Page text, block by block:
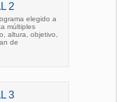
2
elegido a
múltiples
altura, objetivo,
de
3